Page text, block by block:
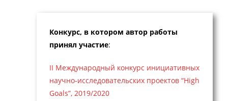
Конкурс, в котором автор работы
принял участие:
II Международный конкурс инициативных
научно-исследовательских проектов “High
Goals”, 2019/2020